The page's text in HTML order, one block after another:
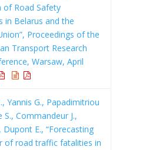
of Road Safety
in Belarus and the
Proceedings of the
Transport Research
Warsaw, April
Yannis G., Papadimitriou
S., Commandeur J.,
Dupont E., “Forecasting
of road traffic fatalities in